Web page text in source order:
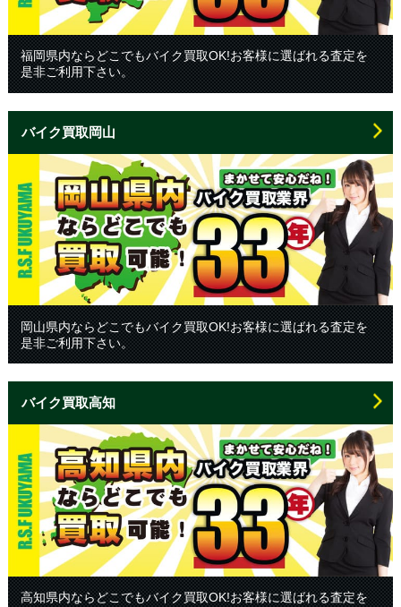
福岡県内ならどこでもバイク買取OK!お客様に選ばれる査定を
是非ご利用下さい。
バイク買取岡山
岡山県内ならどこでもバイク買取OK!お客様に選ばれる査定を
是非ご利用下さい。
バイク買取高知
高知県内ならどこでもバイク買取OK!お客様に選ばれる査定を